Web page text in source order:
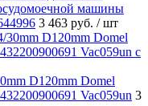
машины
3 463 руб. / шт
D120mm Domel
Vac059un 3